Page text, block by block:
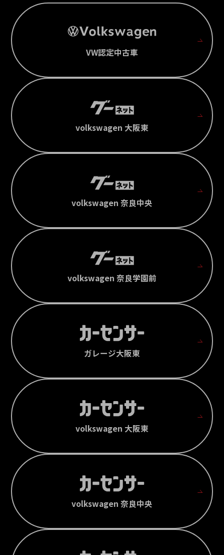
VW認定中古車
volkswagen 大阪東
volkswagen 奈良中央
volkswagen 奈良学園前
ガレージ大阪東
volkswagen 大阪東
volkswagen 奈良中央